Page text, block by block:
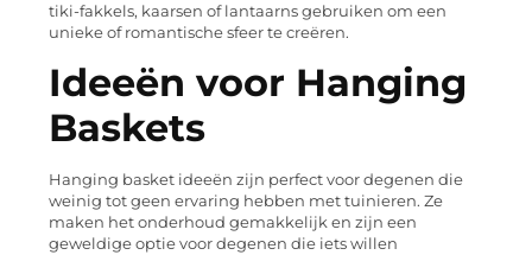
tiki-fakkels, kaarsen of lantaarns gebruiken om een
unieke of romantische sfeer te creëren.
Ideeën voor Hanging
Baskets
Hanging basket ideeën zijn perfect voor degenen die
weinig tot geen ervaring hebben met tuinieren. Ze
maken het onderhoud gemakkelijk en zijn een
geweldige optie voor degenen die iets willen